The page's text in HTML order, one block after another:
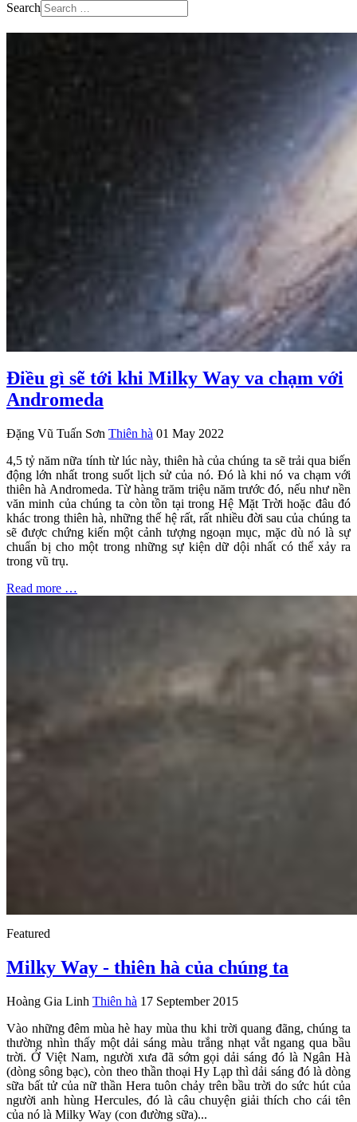
Search
Điều gì sẽ tới khi Milky Way va chạm với
Andromeda
Đặng Vũ Tuấn Sơn Thiên hà 01 May 2022
4,5 tỷ năm nữa tính từ lúc này, thiên hà của chúng ta sẽ trải qua biến
động lớn nhất trong suốt lịch sử của nó. Đó là khi nó va chạm với
thiên hà Andromeda. Từ hàng trăm triệu năm trước đó, nếu như nền
văn minh của chúng ta còn tồn tại trong Hệ Mặt Trời hoặc đâu đó
khác trong thiên hà, những thế hệ rất, rất nhiều đời sau của chúng ta
sẽ được chứng kiến một cảnh tượng ngoạn mục, mặc dù nó là sự
chuẩn bị cho một trong những sự kiện dữ dội nhất có thể xảy ra
trong vũ trụ.
Read more …
Featured
Milky Way - thiên hà của chúng ta
Hoàng Gia Linh Thiên hà 17 September 2015
Vào những đêm mùa hè hay mùa thu khi trời quang đãng, chúng ta
thường nhìn thấy một dải sáng màu trắng nhạt vắt ngang qua bầu
trời. Ở Việt Nam, người xưa đã sớm gọi dải sáng đó là Ngân Hà
(dòng sông bạc), còn theo thần thoại Hy Lạp thì dải sáng đó là dòng
sữa bất tử của nữ thần Hera tuôn chảy trên bầu trời do sức hút của
người anh hùng Hercules, đó là câu chuyện giải thích cho cái tên
của nó là Milky Way (con đường sữa)...